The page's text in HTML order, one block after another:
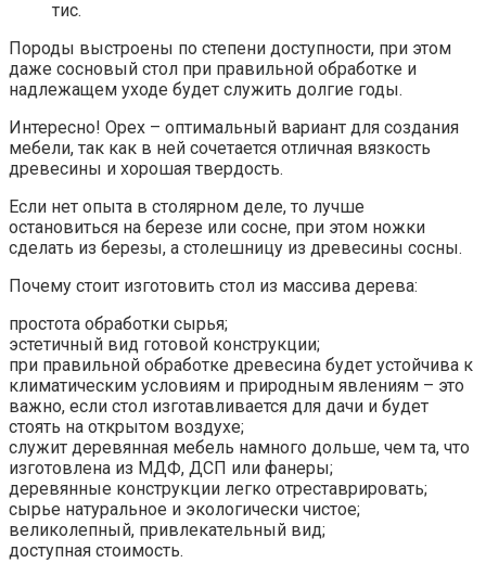
тис.
Породы выстроены по степени доступности, при этом
даже сосновый стол при правильной обработке и
надлежащем уходе будет служить долгие годы.
Интересно! Орех – оптимальный вариант для создания
мебели, так как в ней сочетается отличная вязкость
древесины и хорошая твердость.
Если нет опыта в столярном деле, то лучше
остановиться на березе или сосне, при этом ножки
сделать из березы, а столешницу из древесины сосны.
Почему стоит изготовить стол из массива дерева:
простота обработки сырья;
эстетичный вид готовой конструкции;
при правильной обработке древесина будет устойчива к
климатическим условиям и природным явлениям – это
важно, если стол изготавливается для дачи и будет
стоять на открытом воздухе;
служит деревянная мебель намного дольше, чем та, что
изготовлена из МДФ, ДСП или фанеры;
деревянные конструкции легко отреставрировать;
сырье натуральное и экологически чистое;
великолепный, привлекательный вид;
доступная стоимость.